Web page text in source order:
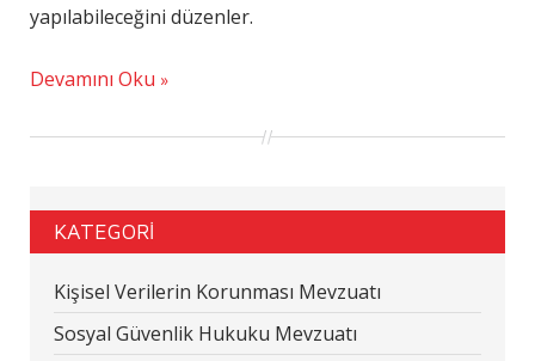
yapılabileceğini düzenler.
Devamını Oku
KATEGORİ
Kişisel Verilerin Korunması Mevzuatı
Sosyal Güvenlik Hukuku Mevzuatı